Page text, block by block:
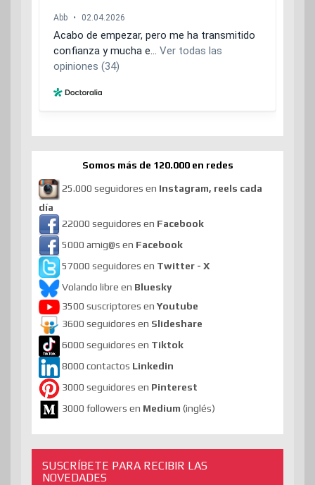
Somos más de 120.000 en redes
25.000 seguidores en Instagram, reels cada
día
22000 seguidores en Facebook
5000 amig@s en Facebook
57000 seguidores en Twitter - X
Volando libre en Bluesky
3500 suscriptores en Youtube
3600 seguidores en Slideshare
6000 seguidores en Tiktok
8000 contactos Linkedin
3000 seguidores en Pinterest
3000 followers en Medium (inglés)
SUSCRÍBETE PARA RECIBIR LAS
NOVEDADES